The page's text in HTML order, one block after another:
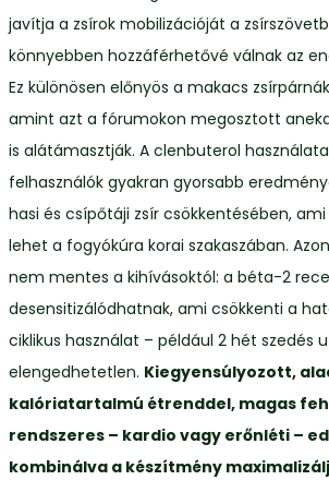
javítja a zsírok mobilizációját a
könnyebben hozzáférhetővé válnak az
Ez különösen előnyös a makacs
amint azt a fórumokon megosztott
is alátámasztják. A clenbuterol
felhasználók gyakran gyorsabb
hasi és csípőtáji zsír csökkentésében,
lehet a fogyókúra korai szakaszában.
nem mentes a kihívásoktól: a béta-2
desensitizálódhatnak, ami csökkenti a
ciklikus használat – például 2 hét szedés
elengedhetetlen. Kiegyensúlyozott,
kalóriatartalmú étrenddel, magas
rendszeres – kardio vagy erőnléti –
kombinálva a készítmény